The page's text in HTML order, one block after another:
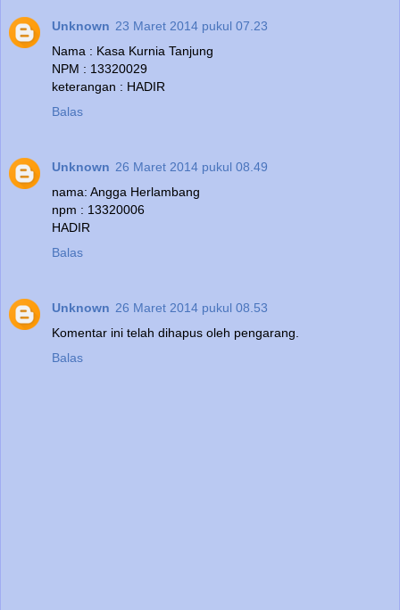
Unknown 23 Maret 2014 pukul 07.23
Nama : Kasa Kurnia Tanjung
NPM : 13320029
keterangan : HADIR
Balas
Unknown 26 Maret 2014 pukul 08.49
nama: Angga Herlambang
npm : 13320006
HADIR
Balas
Unknown 26 Maret 2014 pukul 08.53
Komentar ini telah dihapus oleh pengarang.
Balas